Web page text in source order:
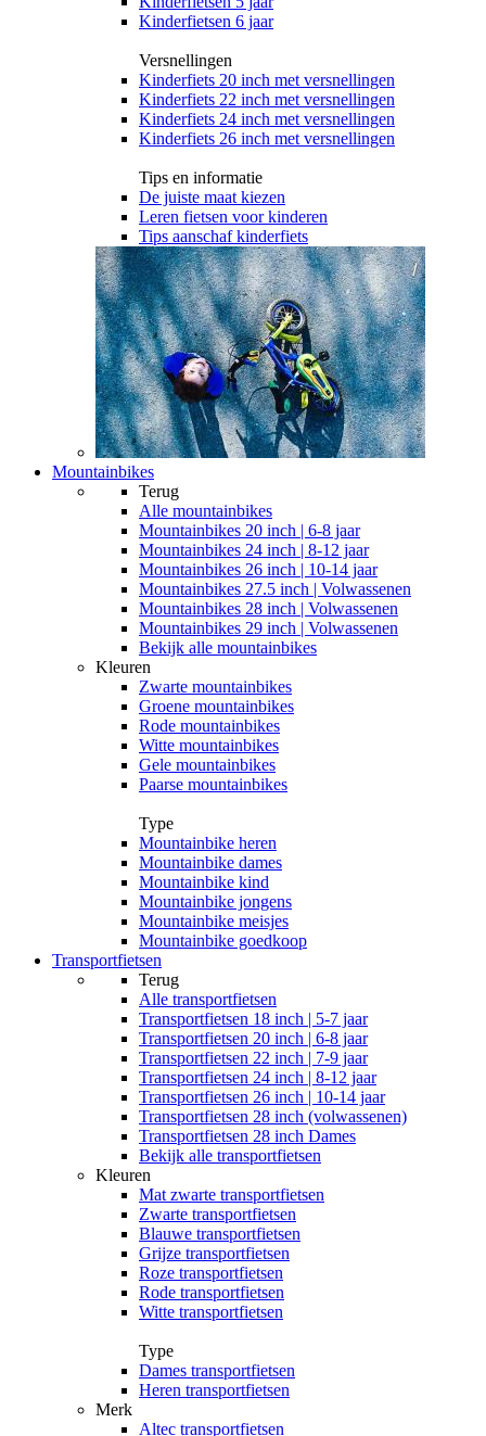
Kinderfietsen 6 jaar
Versnellingen
Kinderfiets 20 inch met versnellingen
Kinderfiets 22 inch met versnellingen
Kinderfiets 24 inch met versnellingen
Kinderfiets 26 inch met versnellingen
Tips en informatie
De juiste maat kiezen
Leren fietsen voor kinderen
Tips aanschaf kinderfiets
Mountainbikes
Terug
Alle mountainbikes
Mountainbikes 20 inch | 6-8 jaar
Mountainbikes 24 inch | 8-12 jaar
Mountainbikes 26 inch | 10-14 jaar
Mountainbikes 27.5 inch | Volwassenen
Mountainbikes 28 inch | Volwassenen
Mountainbikes 29 inch | Volwassenen
Bekijk alle mountainbikes
Kleuren
Zwarte mountainbikes
Groene mountainbikes
Rode mountainbikes
Witte mountainbikes
Gele mountainbikes
Paarse mountainbikes
Type
Mountainbike heren
Mountainbike dames
Mountainbike kind
Mountainbike jongens
Mountainbike meisjes
Mountainbike goedkoop
Transportfietsen
Terug
Alle transportfietsen
Transportfietsen 18 inch | 5-7 jaar
Transportfietsen 20 inch | 6-8 jaar
Transportfietsen 22 inch | 7-9 jaar
Transportfietsen 24 inch | 8-12 jaar
Transportfietsen 26 inch | 10-14 jaar
Transportfietsen 28 inch (volwassenen)
Transportfietsen 28 inch Dames
Bekijk alle transportfietsen
Kleuren
Mat zwarte transportfietsen
Zwarte transportfietsen
Blauwe transportfietsen
Grijze transportfietsen
Roze transportfietsen
Rode transportfietsen
Witte transportfietsen
Type
Dames transportfietsen
Heren transportfietsen
Merk
Altec transportfietsen